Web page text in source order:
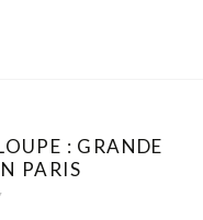
: GRANDE
PARIS